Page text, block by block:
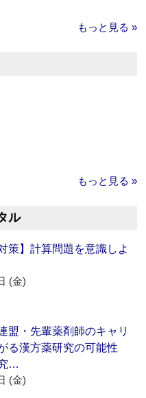
もっと見る »
もっと見る »
ル
策】計算問題を意識しよ
(金)
盟・先輩薬剤師のキャリ
る漢方薬研究の可能性
…
(金)